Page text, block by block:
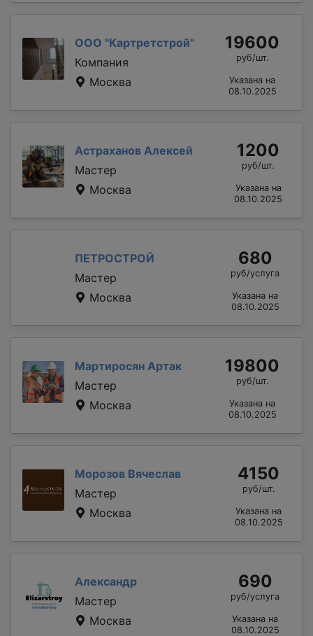
ООО "Картретстрой"
Компания
Москва
19600
руб/шт.
Указана на
08.10.2025
Астраханов Алексей
Мастер
Москва
1200
руб/шт.
Указана на
08.10.2025
ПЕТРОСТРОЙ
Мастер
Москва
680
руб/услуга
Указана на
08.10.2025
Мартиросян Артак
Мастер
Москва
19800
руб/шт.
Указана на
08.10.2025
Морозов Вячеслав
Мастер
Москва
4150
руб/шт.
Указана на
08.10.2025
Александр
Мастер
Москва
690
руб/услуга
Указана на
08.10.2025